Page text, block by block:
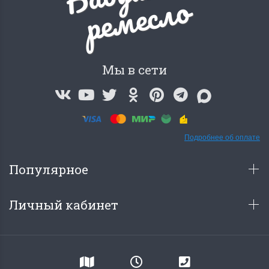
о
Мы в сети
Подробнее об оплате
Популярное
Личный кабинет